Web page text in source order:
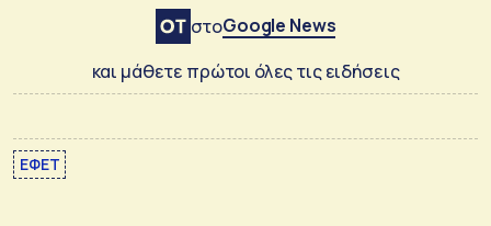
στοGoogle News
και μάθετε πρώτοι όλες τις ειδήσεις
ΕΦΕΤ